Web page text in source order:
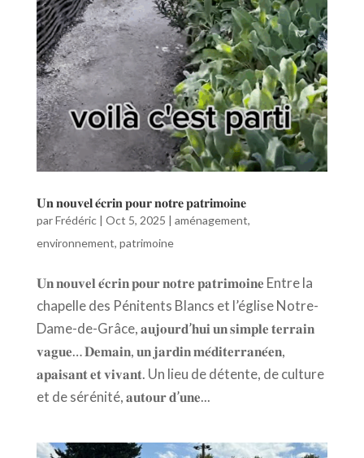
𝐔𝐧 𝐧𝐨𝐮𝐯𝐞𝐥 𝐞́𝐜𝐫𝐢𝐧 𝐩𝐨𝐮𝐫 𝐧𝐨𝐭𝐫𝐞 𝐩𝐚𝐭𝐫𝐢𝐦𝐨𝐢𝐧𝐞
parFrédéric| Oct 5, 2025 | aménagement,
environnement, patrimoine
𝐔𝐧 𝐧𝐨𝐮𝐯𝐞𝐥 𝐞́𝐜𝐫𝐢𝐧 𝐩𝐨𝐮𝐫 𝐧𝐨𝐭𝐫𝐞 𝐩𝐚𝐭𝐫𝐢𝐦𝐨𝐢𝐧𝐞 Entre la
chapelle des Pénitents Blancs et l’église Notre-
Dame-de-Grâce, 𝐚𝐮𝐣𝐨𝐮𝐫𝐝’𝐡𝐮𝐢 𝐮𝐧 𝐬𝐢𝐦𝐩𝐥𝐞 𝐭𝐞𝐫𝐫𝐚𝐢𝐧
𝐯𝐚𝐠𝐮𝐞… 𝐃𝐞𝐦𝐚𝐢𝐧, 𝐮𝐧 𝐣𝐚𝐫𝐝𝐢𝐧 𝐦𝐞́𝐝𝐢𝐭𝐞𝐫𝐫𝐚𝐧𝐞́𝐞𝐧,
𝐚𝐩𝐚𝐢𝐬𝐚𝐧𝐭 𝐞𝐭 𝐯𝐢𝐯𝐚𝐧𝐭. Un lieu de détente, de culture
et de sérénité, 𝐚𝐮𝐭𝐨𝐮𝐫 𝐝’𝐮𝐧𝐞...